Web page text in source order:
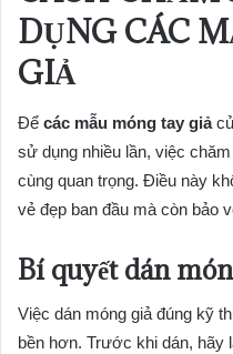
DỤNGCÁC
GIẢ
Để các mẫu móng tay giả
sử dụng nhiều lần, việc
cùng quan trọng. Điều này
vẻ đẹp ban đầu mà còn bảo
Bí quyết dán
Việc dán móng giả đúng kỹ
bền hơn. Trước khi dán, hãy